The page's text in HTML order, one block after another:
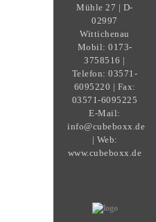
Mühle 27 | D-
02997
Wittichenau
Mobil: 0173-
3758516 |
Telefon: 03571-
6095220 | Fax:
03571-6095225
E-Mail:
info@cubeboxx.de
| Web:
www.cubeboxx.de